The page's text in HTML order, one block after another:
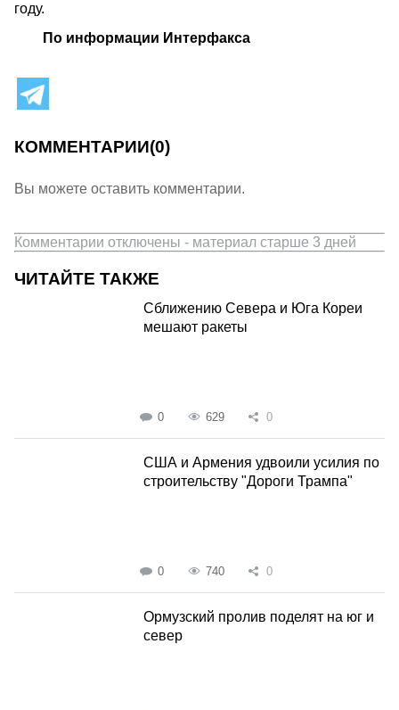
году.
По информации Интерфакса
КОММЕНТАРИИ(0)
Вы можете оставить комментарии.
Комментарии отключены - материал старше 3 дней
ЧИТАЙТЕ ТАКЖЕ
Сближению Севера и Юга Кореи
мешают ракеты
0 629 0
США и Армения удвоили усилия по
строительству "Дороги Трампа"
0 740 0
Ормузский пролив поделят на юг и
север